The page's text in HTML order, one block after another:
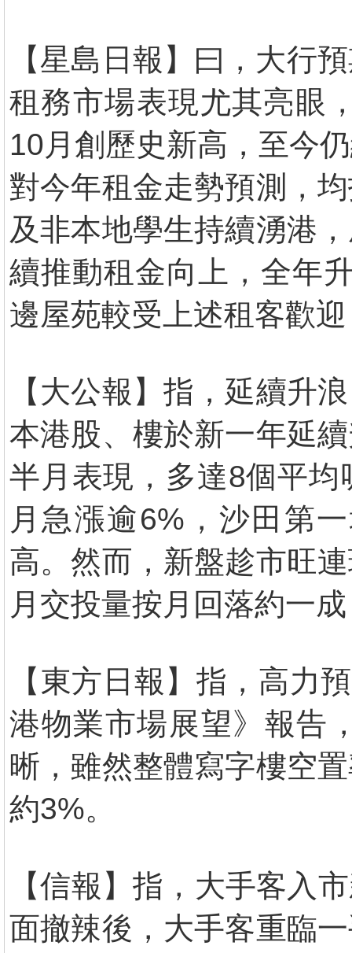
【星島日報】曰，大行
租務市場表現尤其亮眼
10月創歷史新高，至今
對今年租金走勢預測，
及非本地學生持續湧港
續推動租金向上，全年
邊屋苑較受上述租客歡
【大公報】指，延續升
本港股、樓於新一年延
半月表現，多達8個平
月急漲逾6%，沙田第
高。然而，新盤趁市旺
月交投量按月回落約一
【東方日報】指，高力
港物業市場展望》報告
晰，雖然整體寫字樓空
約3%。
【信報】指，大手客入
面撤辣後，大手客重臨